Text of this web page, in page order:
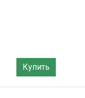
Купить